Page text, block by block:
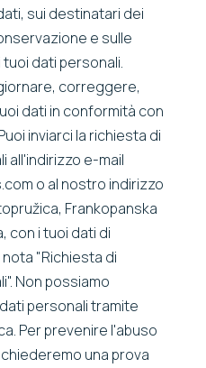
sui destinatari dei
e sulle
dati personali.
correggere,
dati in conformità con
inviarci la richiesta di
all'indirizzo e-mail
o al nostro indirizzo
Frankopanska
con i tuoi dati di
"Richiesta di
Non possiamo
personali tramite
Per prevenire l'abuso
una prova